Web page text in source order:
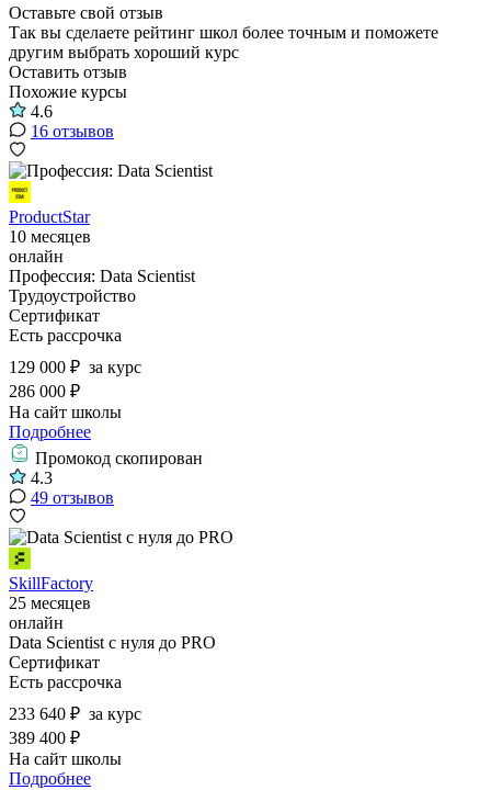
Оставьте свой отзыв
Так вы сделаете рейтинг школ более точным и поможете
другим выбрать хороший курс
Оставить отзыв
Похожие курсы
4.6
16 отзывов
ProductStar
10 месяцев
онлайн
Профессия: Data Scientist
Трудоустройство
Сертификат
Есть рассрочка
129 000 ₽ за курс
286 000 ₽
На сайт школы
Подробнее
Промокод скопирован
4.3
49 отзывов
SkillFactory
25 месяцев
онлайн
Data Scientist с нуля до PRO
Сертификат
Есть рассрочка
233 640 ₽ за курс
389 400 ₽
На сайт школы
Подробнее